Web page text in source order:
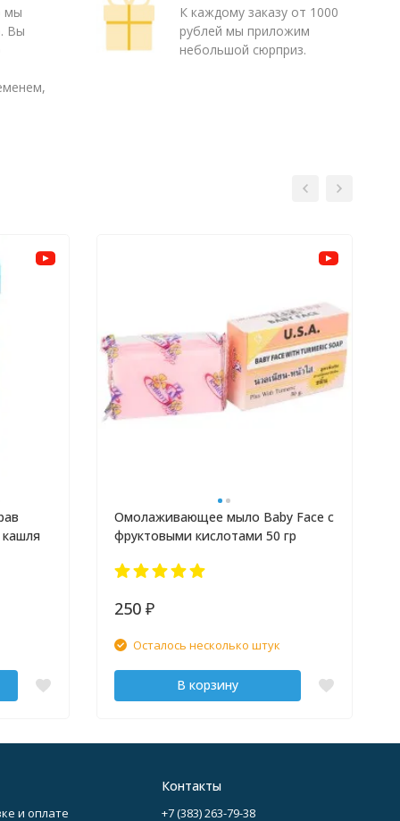
мы
Вы
К каждому заказу от 1000
рублей мы приложим
небольшой сюрприз.
Омолаживающее мыло Baby Face с
фруктовыми кислотами 50 гр
250 ₽
Осталось несколько штук
В корзину
и оплате
Контакты
+7 (383) 263-79-38